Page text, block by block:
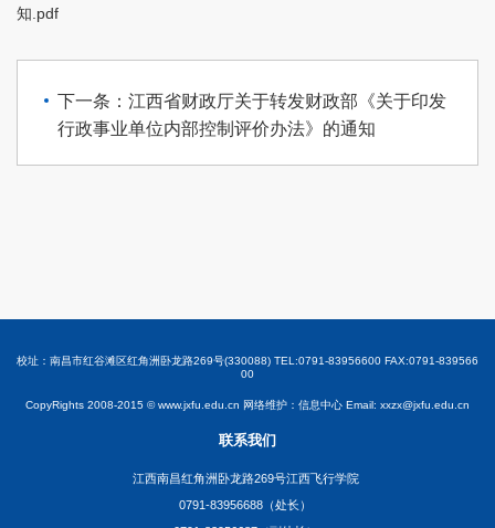
知.pdf
下一条：江西省财政厅关于转发财政部《关于印发
行政事业单位内部控制评价办法》的通知
校址：南昌市红谷滩区红角洲卧龙路269号(330088) TEL:0791-83956600 FAX:0791-839566
00
CopyRights 2008-2015 © www.jxfu.edu.cn 网络维护：信息中心 Email: xxzx@jxfu.edu.cn
联系我们
江西南昌红角洲卧龙路269号江西飞行学院
0791-83956688（处长）